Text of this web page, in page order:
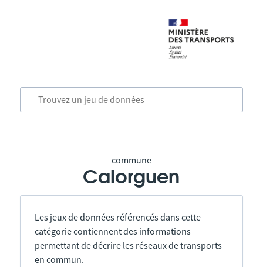
commune
Calorguen
Les jeux de données référencés dans cette
catégorie contiennent des informations
permettant de décrire les réseaux de transports
en commun.